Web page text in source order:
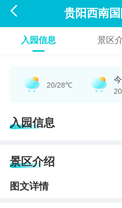
 贵阳西南
入园信息 景区
20/28℃
入园信息
景区介绍
图文详情